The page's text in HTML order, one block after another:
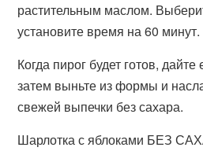
растительным маслом.
установите время на 60 минут.
Когда пирог будет готов,
затем выньте из формы и
свежей выпечки без сахара.
Шарлотка с яблоками БЕЗ